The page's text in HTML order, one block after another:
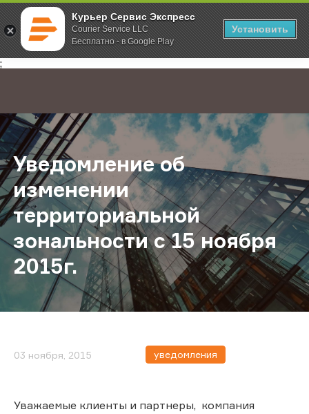
Курьер Сервис Экспресс
Courier Service LLC
Бесплатно - в Google Play
Установить
;
Главная О компании Новости Уведомление об изменении
Уведомление об
изменении
территориальной
зональности с 15 ноября
2015г.
03 ноября, 2015 уведомления
Уважаемые клиенты и партнеры, компания